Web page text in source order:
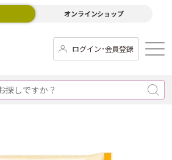
オンラインショップ
ログイン･会員登録